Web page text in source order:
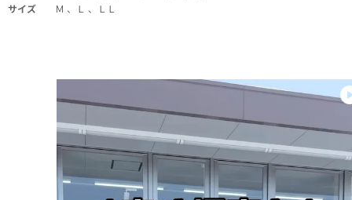
サイズ
Ｍ 、Ｌ 、ＬＬ